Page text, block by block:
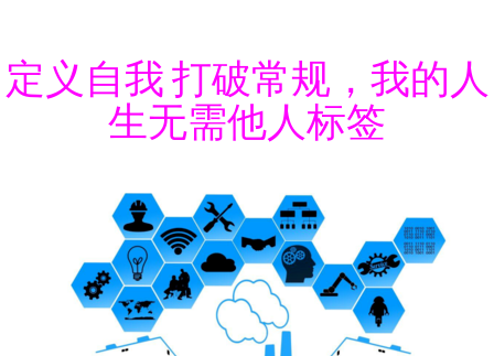
定义自我 打破常规，我的人
生无需他人标签